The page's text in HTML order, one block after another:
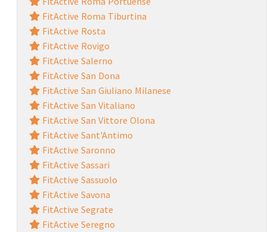
FitActive Roma Tiburtina
FitActive Rosta
FitActive Rovigo
FitActive Salerno
FitActive San Dona
FitActive San Giuliano Milanese
FitActive San Vitaliano
FitActive San Vittore Olona
FitActive Sant'Antimo
FitActive Saronno
FitActive Sassari
FitActive Sassuolo
FitActive Savona
FitActive Segrate
FitActive Seregno